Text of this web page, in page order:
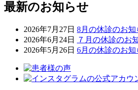
最新のお知らせ
2026年7月27日 8月の休診のお知
2026年6月24日
７月の休診のお
2026年5月26日 6月の休診のお知